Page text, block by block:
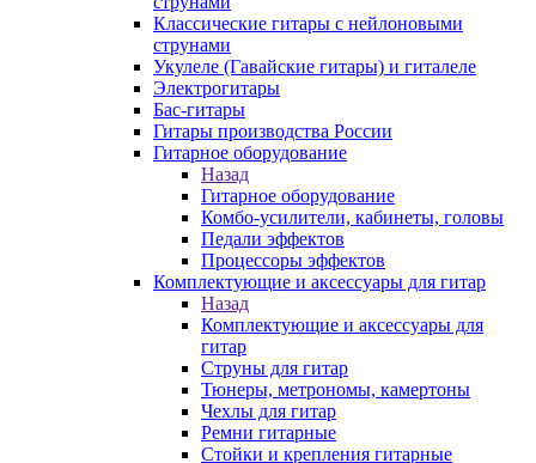
Классические гитары с нейлоновыми
струнами
Укулеле (Гавайские гитары) и гиталеле
Электрогитары
Бас-гитары
Гитары производства России
Гитарное оборудование
Назад
Гитарное оборудование
Комбо-усилители, кабинеты, головы
Педали эффектов
Процессоры эффектов
Комплектующие и аксессуары для гитар
Назад
Комплектующие и аксессуары для
гитар
Струны для гитар
Тюнеры, метрономы, камертоны
Чехлы для гитар
Ремни гитарные
Стойки и крепления гитарные